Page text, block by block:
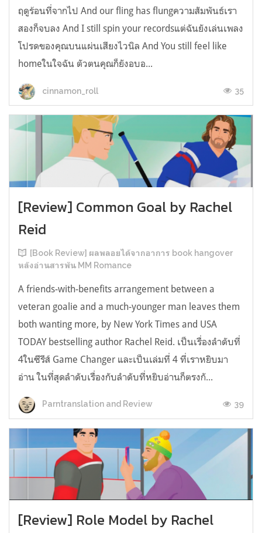
ฤดูร้อนที่จากไป And our fling has flungความสัมพันธ์เรา
สองก็จบลง And I still spin your recordsแต่ฉันยังเล่นเพลง
โปรดของคุณบนแผ่นเสียงไวนิล And You still feel like
homeในใจฉัน ตัวตนคุณก็ยังอบอ...
cinnamon_roll 35
[Review] Common Goal by Rachel
Reid
[Book Review] ผลพลอยได้จากอาการ book hangover
หลังอ่านสารพัน MM Romance
A friends-with-benefits arrangement between a
veteran goalie and a much-younger man leaves them
both wanting more, by New York Times and USA
TODAY bestselling author Rachel Reid. เป็นเรื่องลำดับที่
4ในซีรีส์ Game Changer และเป็นเล่มที่ 4 ที่เราหยิบมา
อ่าน ในที่สุดลำดับเรื่องกับลำดับที่หยิบอ่านก็ตรงกั...
Parntranslation and Review 39
[Review] Role Model by Rachel